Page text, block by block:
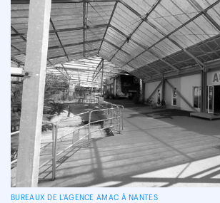
BUREAUX DE L'AGENCE AMAC À NANTES